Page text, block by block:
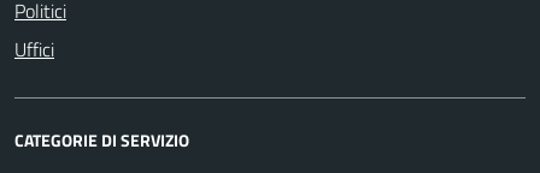
Politici
Uffici
CATEGORIE DI SERVIZIO